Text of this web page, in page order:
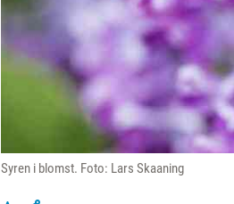
Syren i blomst. Foto: Lars Skaaning